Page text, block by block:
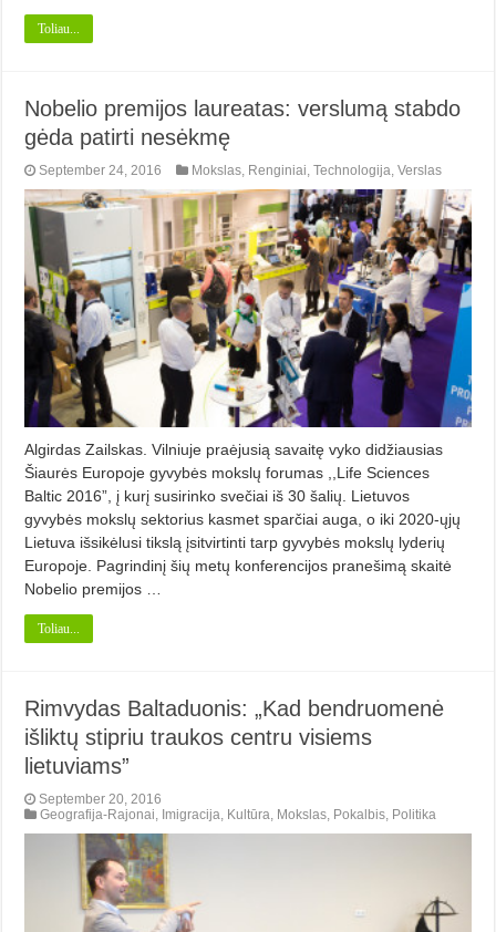
Toliau...
Nobelio premijos laureatas: verslumą stabdo
gėda patirti nesėkmę
September 24, 2016 Mokslas, Renginiai,Technologija,Verslas
Algirdas Zailskas. Vilniuje praėjusią savaitę vyko didžiausias
Šiaurės Europoje gyvybės mokslų forumas ,,Life Sciences
Baltic 2016”, į kurį susirinko svečiai iš 30 šalių. Lietuvos
gyvybės mokslų sektorius kasmet sparčiai auga, o iki 2020-ųjų
Lietuva išsikėlusi tikslą įsitvirtinti tarp gyvybės mokslų lyderių
Europoje. Pagrindinį šių metų konferencijos pranešimą skaitė
Nobelio premijos …
Toliau...
Rimvydas Baltaduonis: „Kad bendruomenė
išliktų stipriu traukos centru visiems
lietuviams”
September 20, 2016
Geografija-Rajonai, Imigracija, Kultūra, Mokslas, Pokalbis, Politika